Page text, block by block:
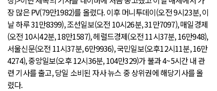
장 많은 PV(79만1982)를 올렸다. 이후 머니투데이(오전 9시23분, 이
날 하루 31만8399), 조선일보(오전 10시26분, 31만7097), 매일경제
(오전 10시42분, 18만1587), 헤럴드경제(오전 11시37분, 16만948),
서울신문(오전 11시37분, 6만9936), 국민일보(오후12시11분, 16만
4274), 중앙일보(오후 12시36분, 104만329)가 불과 4~5시간 내 관
련 기사를 출고, 당일 소비된 자사 뉴스 중 상위권에 해당기사를 올
렸다.